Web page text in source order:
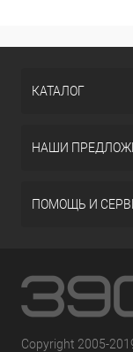
КАТАЛОГ
НАШИ
ПОМОЩЬ И
Copyright 2005-